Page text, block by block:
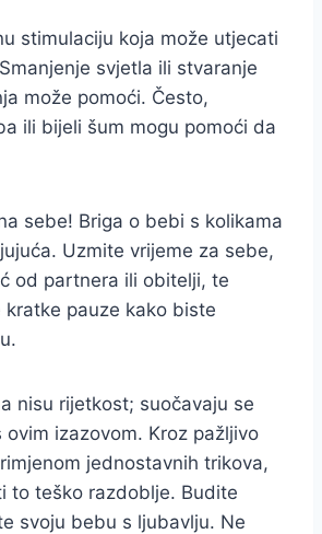
stimulaciju koja može utjecati
svjetla ili stvaranje
može pomoći. Često,
ili bijeli šum mogu pomoći da
sebe! Briga o bebi s kolikama
Uzmite vrijeme za sebe,
od partnera ili obitelji, te
pauze kako biste
nisu rijetkost; suočavaju se
izazovom. Kroz pažljivo
jednostavnih trikova,
to teško razdoblje. Budite
svoju bebu s ljubavlju. Ne